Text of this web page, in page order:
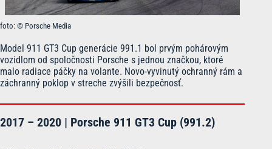
foto: © Porsche Media
Model 911 GT3 Cup generácie 991.1 bol prvým pohárovým
vozidlom od spoločnosti Porsche s jednou značkou, ktoré
malo radiace páčky na volante. Novo-vyvinutý ochranný rám a
záchranný poklop v streche zvýšili bezpečnosť.
2017 – 2020 | Porsche 911 GT3 Cup (991.2)